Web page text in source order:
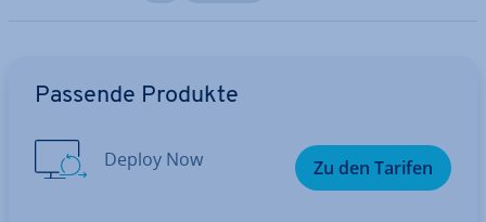
Passende Produkte
Deploy Now Zu den Tarifen